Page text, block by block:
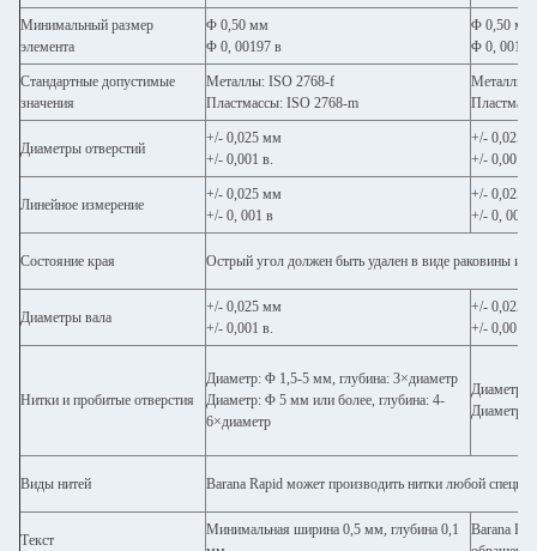
Минимальный размер
элемента
Φ 0,50 мм
Φ 0, 00197 в
Φ 0,50 мм
Φ 0,
Стандартные допустимые
значения
Металлы: ISO 2768-f
Пластмассы: ISO 2768-m
Металлы:
Диаметры отверстий
+/- 0,025 мм
+/- 0,001 в.
+/- 0,025
+/- 0,001 в.
Линейное измерение
+/- 0,025 мм
+/- 0, 001 в
+/- 0,025
+/- 0, 001 в
Состояние края Острый угол должен быть удален в виде раковины
Диаметры вала
+/- 0,025 мм
+/- 0,001 в.
+/- 0,025
+/- 0,001 в.
Нитки и пробитые отверстия
Диаметр: Φ 1,5-5 мм, глубина: 3×диаметр
Диаметр: Φ 5 мм или более, глубина: 4-
6×диаметр
Диаметр:
Диаметр:
Виды нитей Barana Rapid может производить нитки любой
Текст
Минимальная ширина 0,5 мм, глубина 0,1
Barana